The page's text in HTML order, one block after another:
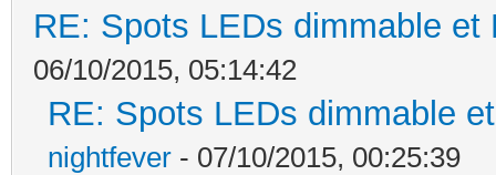
RE: Spots LEDs dimmable
06/10/2015, 05:14:42
RE: Spots LEDs dimmable
nightfever - 07/10/2015, 00:25:39